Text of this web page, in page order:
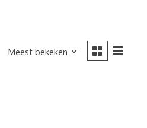
Meest bekeken